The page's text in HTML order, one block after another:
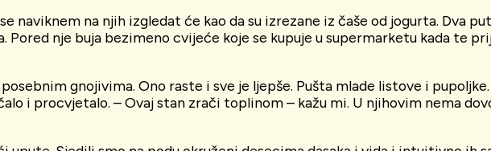
naviknem na njih izgledat će kao da su izrezane iz čaše od jogurta. Dva
nje buja bezimeno cvijeće koje se kupuje u supermarketu kada te
gnojivima. Ono raste i sve je ljepše. Pušta mlade listove i
i procvjetalo. – Ovaj stan zrači toplinom – kažu mi. U njihovim nema